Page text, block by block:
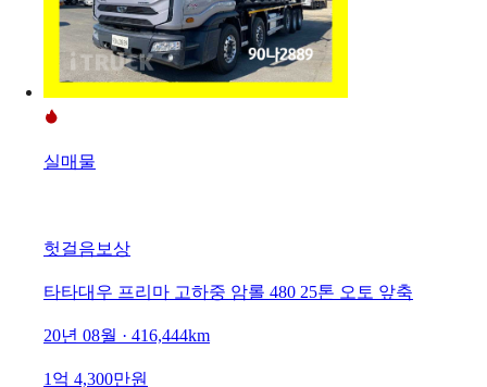
실매물
헛걸음보상
타타대우 프리마 고하중 암롤 480 25톤 오토 앞축
20년 08월 · 416,444km
1억 4,300만원